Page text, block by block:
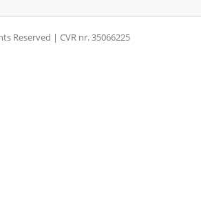
Reserved | CVR nr. 35066225